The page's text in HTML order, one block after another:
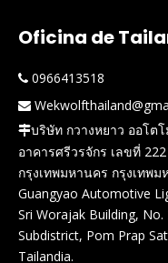
Oficina de
 0966413518

บริษัท กวางหยาว ออโต
อาคารศรีวรจักร เลขที่
กรุงเทพมหานคร กรุงเทพม
Guangyao Automotive
Sri Worajak Building,
Subdistrict, Pom Prap
Tailandia.